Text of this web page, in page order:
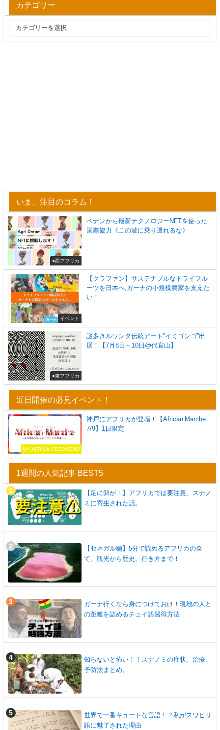
カテゴリー
いま、注目のコラム！
●西アフリカ
ベナンから最新テクノロジーNFTを使った
国際協力《この波に乗り遅れるな》
イベント
【クラファン】サステナブルなドライフル
ーツを日本へ,ガーナの小規模農家を支えた
い！
●東アフリカ
謎多きルワンダ伝統アート”イミゴンゴ”出
展！【7月8日～10日@代官山】
近日開催の必見イベント！
MY AFRICA RECOMEND
神戸にアフリカが登場！【African Marche
7/9】1日限定
1週間の人気記事 BEST5
【足に卵が！】アフリカでは要注意、スナノ
ミに寄生された話。
【セネガル編】5分で読めるアフリカの全
て。観光から歴史、行き方まで！
ガーナ行くなら身につけておけ！現地の人と
の距離を詰めるチュイ語習得方法
知らないと怖い！！スナノミの症状、治療、
予防法まとめ。
世界で一番キュートな言語！？私がスワヒリ
語に魅了された理由